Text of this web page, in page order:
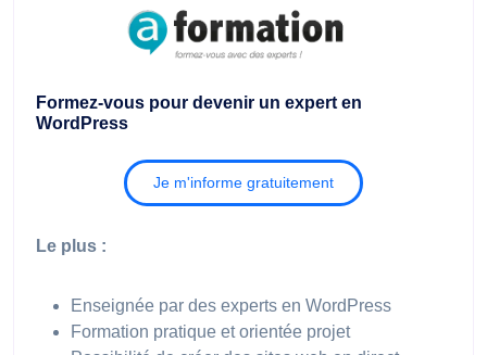
Formez-vous pour devenir un expert en
WordPress
Je m'informe gratuitement
Le plus :
Enseignée par des experts en WordPress
Formation pratique et orientée projet